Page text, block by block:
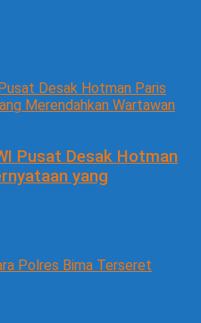
Pusat Desak Hotman
yang